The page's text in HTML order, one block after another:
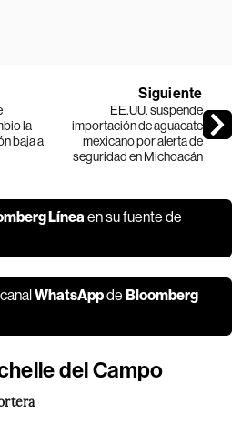
la
baja a
Siguiente
EE.UU. suspende
importación de aguacate
mexicano por alerta de
seguridad en Michoacán
Línea en su fuente de
WhatsAppdeBloomberg
del Campo